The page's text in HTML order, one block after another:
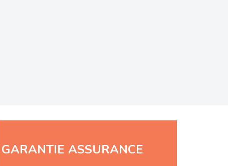
GARANTIE ASSURANCE